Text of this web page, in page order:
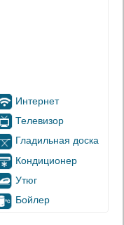
Интернет
Телевизор
Гладильная доска
Кондиционер
Утюг
Бойлер